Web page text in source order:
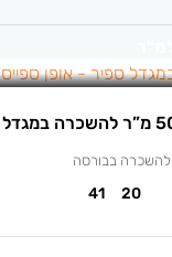
בבורסה
20
41